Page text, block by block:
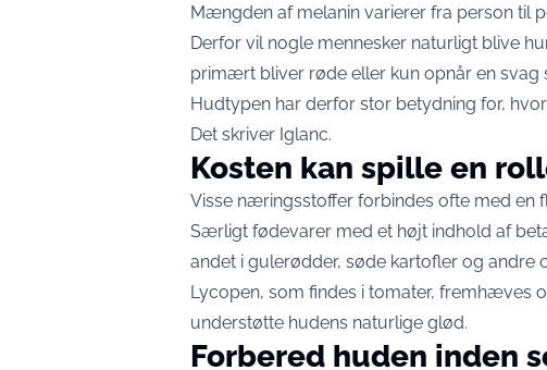
Mængden af melanin varierer fra person til
Derfor vil nogle mennesker naturligt blive
primært bliver røde eller kun opnår en svag
Hudtypen har derfor stor betydning for,
Det skriver Iglanc.
Kosten kan spille en
Visse næringsstoffer forbindes ofte med en
Særligt fødevarer med et højt indhold af
andet i gulerødder, søde kartofler og andre
Lycopen, som findes i tomater, fremhæves
understøtte hudens naturlige glød.
Forbered huden inden